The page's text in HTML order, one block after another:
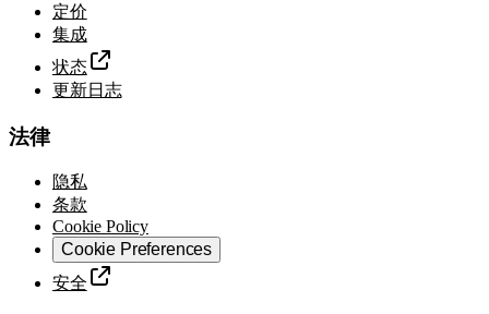
定价
集成
状态
更新日志
法律
隐私
条款
Cookie Policy
Cookie Preferences
安全